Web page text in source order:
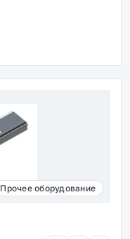
Прочее оборудование